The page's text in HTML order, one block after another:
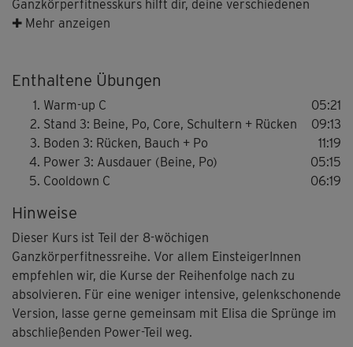
Ganzkörperfitnesskurs hilft dir, deine verschiedenen
Muskelgruppen zu stärken - mit spürbaren Effekten für
auch die letzten Power-Minuten vor dem Cooldown.
Durch längere Belastungsphasen zieht die Intensität
diesmal etwas an.
Hinweis: Dieser Kurs umfasst Übungen im Stand als auch
auf der Matte und ist gut für EinsteigerInnen geeignet.
lasse gerne gemeinsam mit Elisa die Sprünge im Power-
Teil weg.
✚ Mehr anzeigen
Enthaltene Übungen
Warm-up C
05:21
Stand 3: Beine, Po, Core, Schultern + Rücken
09:13
Boden 3: Rücken, Bauch + Po
11:19
Power 3: Ausdauer (Beine, Po)
05:15
Cooldown C
06:19
Hinweise
Dieser Kurs ist Teil der 8-wöchigen
Ganzkörperfitnessreihe. Vor allem EinsteigerInnen
empfehlen wir, die Kurse der Reihenfolge nach zu
absolvieren. Für eine weniger intensive, gelenkschonende
Version, lasse gerne gemeinsam mit Elisa die Sprünge im
abschließenden Power-Teil weg.